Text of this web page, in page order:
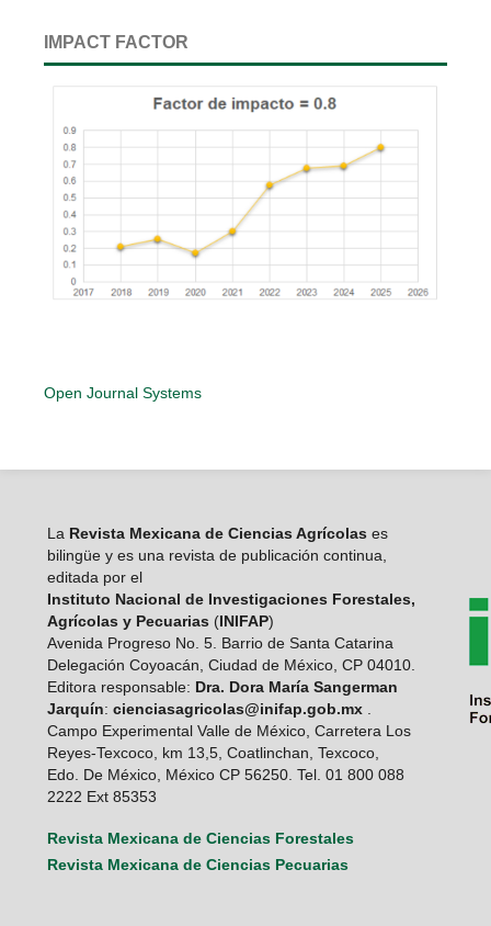
IMPACT FACTOR
Open Journal Systems
LaRevista Mexicana de Ciencias Agrícolas es
bilingüe y es una revista de publicación continua,
editada por el
Instituto Nacional de Investigaciones Forestales,
Agrícolas y Pecuarias (INIFAP)
Avenida Progreso No. 5. Barrio de Santa Catarina
Delegación Coyoacán, Ciudad de México, CP 04010.
Editora responsable: Dra. Dora María Sangerman
Jarquín: cienciasagricolas@inifap.gob.mx.
Campo Experimental Valle de México, Carretera Los
Reyes-Texcoco, km 13,5, Coatlinchan, Texcoco,
Edo. De México, México CP 56250. Tel. 01 800 088
2222 Ext 85353
Revista Mexicana de Ciencias Forestales
Revista Mexicana de Ciencias Pecuarias